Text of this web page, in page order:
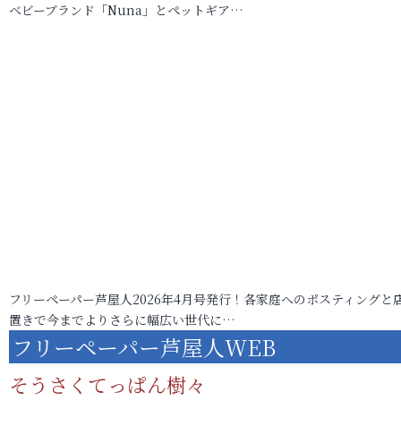
ベビーブランド「Nuna」とペットギア…
フリーペーパー芦屋人2026年4月号発行！各家庭へのポスティングと
置きで今までよりさらに幅広い世代に…
フリーペーパー芦屋人WEB
そうさくてっぱん樹々